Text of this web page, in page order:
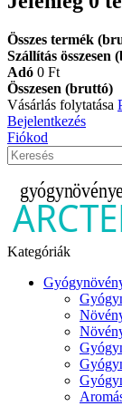
Összes termék
Szállítás összesen
Adó 0 Ft‎
Összesen (bruttó)
Vásárlás folytatása
Bejelentkezés
Fiókod
Kategóriák